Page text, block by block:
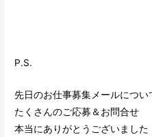
P.S.
先日のお仕事募集メールについ
たくさんのご応募＆お問合せ
本当にありがとうございました